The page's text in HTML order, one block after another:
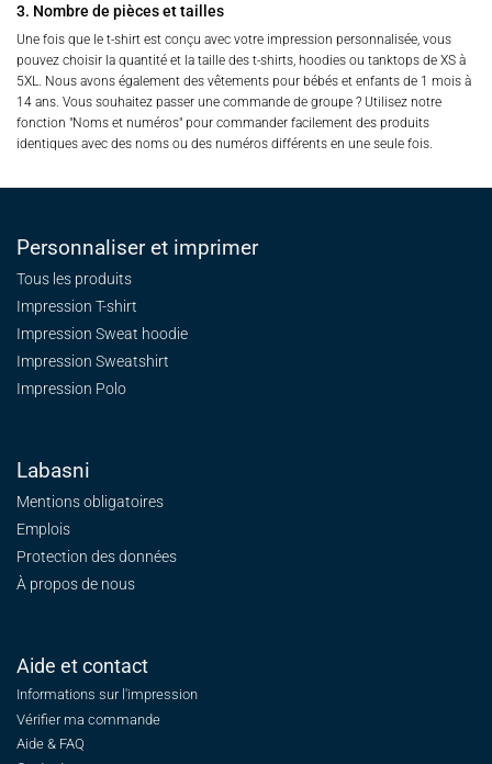
3. Nombre de pièces et tailles
Une fois que le t-shirt est conçu avec votre impression personnalisée, vous
pouvez choisir la quantité et la taille des t-shirts, hoodies ou tanktops de XS à
5XL. Nous avons également des vêtements pour bébés et enfants de 1 mois à
14 ans. Vous souhaitez passer une commande de groupe ? Utilisez notre
fonction "Noms et numéros" pour commander facilement des produits
identiques avec des noms ou des numéros différents en une seule fois.
Personnaliser et imprimer
Tous les produits
Impression T-shirt
Impression Sweat hoodie
Impression Sweatshirt
Impression Polo
Labasni
Mentions obligatoires
Emplois
Protection des données
À propos de nous
Aide et contact
Informations sur l'impression
Vérifier ma commande
Aide & FAQ